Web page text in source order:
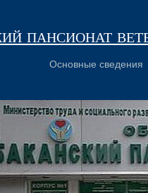
пансионат
Основные сведения